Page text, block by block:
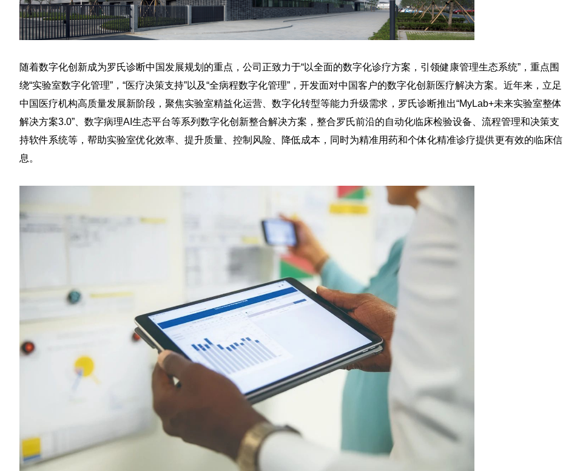
随着数字化创新成为罗氏诊断中国发展规划的重点，公司正致力于“以全面的数字化诊疗方案，引领健康管理生态系统”，重点围
绕“实验室数字化管理”，“医疗决策支持”以及“全病程数字化管理”，开发面对中国客户的数字化创新医疗解决方案。近年来，立足
中国医疗机构高质量发展新阶段，聚焦实验室精益化运营、数字化转型等能力升级需求，罗氏诊断推出“MyLab+未来实验室整体
解决方案3.0”、数字病理AI生态平台等系列数字化创新整合解决方案，整合罗氏前沿的自动化临床检验设备、流程管理和决策支
持软件系统等，帮助实验室优化效率、提升质量、控制风险、降低成本，同时为精准用药和个体化精准诊疗提供更有效的临床信
息。